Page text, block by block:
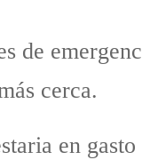
de
cerca.
en